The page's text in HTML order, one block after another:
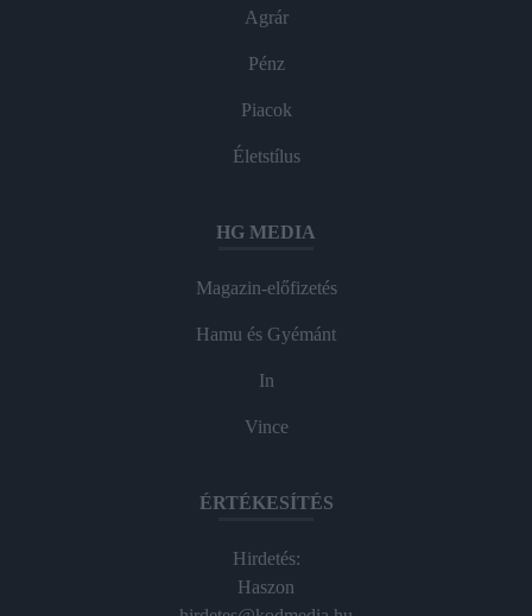
Agrár
Pénz
Piacok
Életstílus
HG MEDIA
Magazin-előfizetés
Hamu és Gyémánt
In
Vince
ÉRTÉKESÍTÉS
Hirdetés:
Haszon